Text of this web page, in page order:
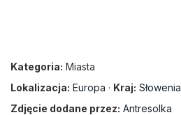
Kategoria: Miasta
Lokalizacja: Europa · Kraj: Słowenia
Zdjęcie dodane przez: Antresolka